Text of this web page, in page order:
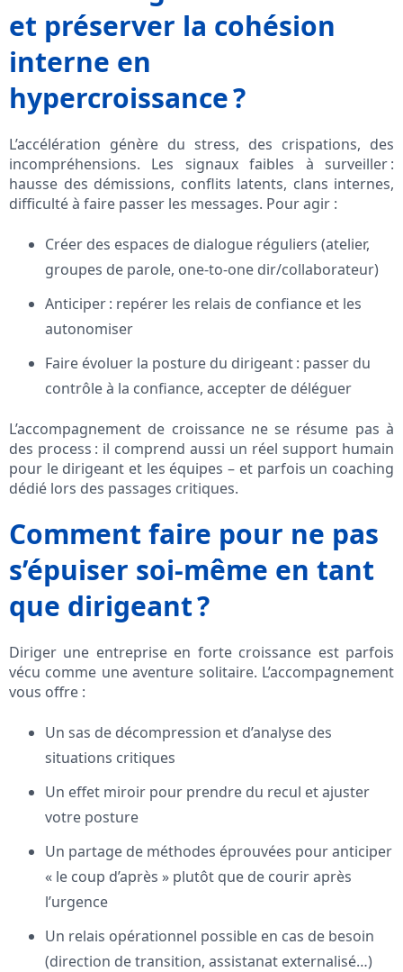
et préserver la cohésion
interne en
hypercroissance ?
L’accélération génère du stress, des crispations, des
incompréhensions. Les signaux faibles à surveiller :
hausse des démissions, conflits latents, clans internes,
difficulté à faire passer les messages. Pour agir :
Créer des espaces de dialogue réguliers (atelier,
groupes de parole, one-to-one dir/collaborateur)
Anticiper : repérer les relais de confiance et les
autonomiser
Faire évoluer la posture du dirigeant : passer du
contrôle à la confiance, accepter de déléguer
L’accompagnement de croissance ne se résume pas à
des process : il comprend aussi un réel support humain
pour le dirigeant et les équipes – et parfois un coaching
dédié lors des passages critiques.
Comment faire pour ne pas
s’épuiser soi-même en tant
que dirigeant ?
Diriger une entreprise en forte croissance est parfois
vécu comme une aventure solitaire. L’accompagnement
vous offre :
Un sas de décompression et d’analyse des
situations critiques
Un effet miroir pour prendre du recul et ajuster
votre posture
Un partage de méthodes éprouvées pour anticiper
« le coup d’après » plutôt que de courir après
l’urgence
Un relais opérationnel possible en cas de besoin
(direction de transition, assistanat externalisé…)